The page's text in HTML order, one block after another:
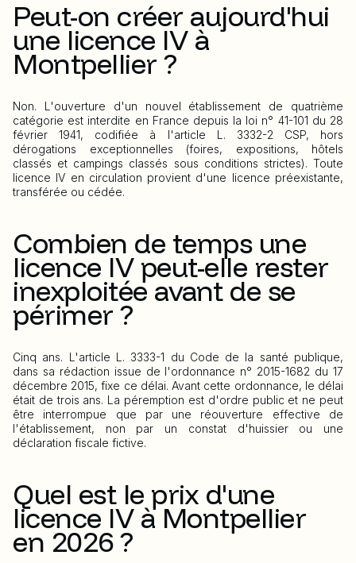
Peut-on créer aujourd'hui
une licence IV à
Montpellier ?
Non. L'ouverture d'un nouvel établissement de quatrième
catégorie est interdite en France depuis la loi n° 41-101 du 28
février 1941, codifiée à l'article L. 3332-2 CSP, hors
dérogations exceptionnelles (foires, expositions, hôtels
classés et campings classés sous conditions strictes). Toute
licence IV en circulation provient d'une licence préexistante,
transférée ou cédée.
Combien de temps une
licence IV peut-elle rester
inexploitée avant de se
périmer ?
Cinq ans. L'article L. 3333-1 du Code de la santé publique,
dans sa rédaction issue de l'ordonnance n° 2015-1682 du 17
décembre 2015, fixe ce délai. Avant cette ordonnance, le délai
était de trois ans. La péremption est d'ordre public et ne peut
être interrompue que par une réouverture effective de
l'établissement, non par un constat d'huissier ou une
déclaration fiscale fictive.
Quel est le prix d'une
licence IV à Montpellier
en 2026 ?